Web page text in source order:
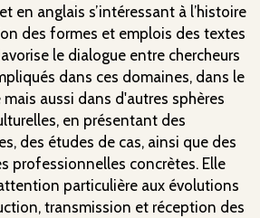
en anglais s’intéressant à l’histoire
des formes et emplois des textes
le dialogue entre chercheurs
dans ces domaines, dans le
aussi dans d'autres sphères
en présentant des
des études de cas, ainsi que des
professionnelles concrètes. Elle
particulière aux évolutions
transmission et réception des